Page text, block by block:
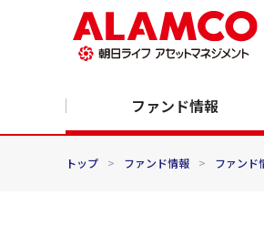
ファンド情報
トップ > ファンド情報 > ファンド